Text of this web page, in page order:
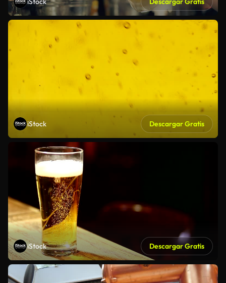
iStock Descargar Gratis
iStock Descargar Gratis